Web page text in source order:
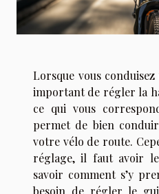
Lorsque vous
important de régler la
ce qui vous
permet de bien
votre vélo de route.
réglage, il faut avoir
savoir comment s’y